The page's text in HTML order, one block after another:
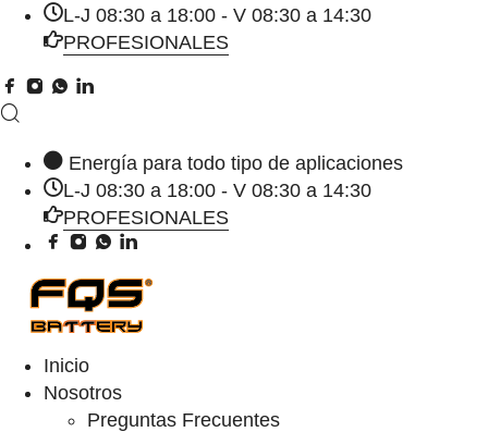
L-J 08:30 a 18:00 - V 08:30 a 14:30
PROFESIONALES
Energía para todo tipo de aplicaciones
L-J 08:30 a 18:00 - V 08:30 a 14:30
PROFESIONALES
Inicio
Nosotros
Preguntas Frecuentes